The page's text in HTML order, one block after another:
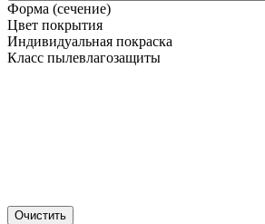
Форма (сечение)
Цвет покрытия
Индивидуальная покраска
Класс пылевлагозащиты
Очистить